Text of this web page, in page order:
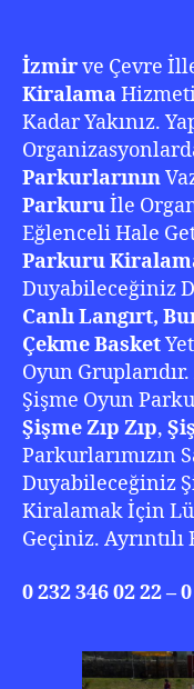
İzmirve Çevre
Kiralama
Kadar Yakınız.
Parkurlarının
Parkuruİle
Eğlenceli Hale
Parkuru
Duyabileceğiniz
Canlı Langırt,
Çekme Basket
Oyun
Şişme Oyun
Şişme Zıp Zıp,
Parkurlarımızın
Duyabileceğiniz
Kiralamak İçin
Geçiniz.
0 232 346 02 22 –